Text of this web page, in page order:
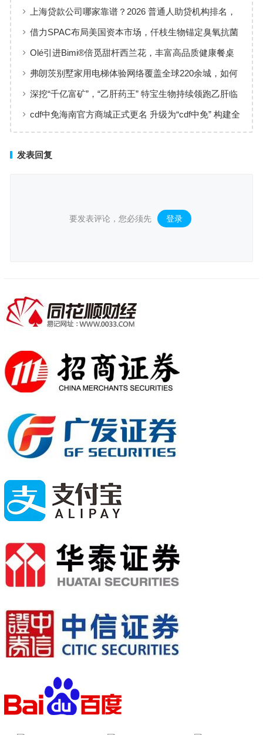
华夏火热开售
上海贷款公司哪家靠谱？2026 普通人助贷机构排名，
工薪族借钱选择指南
借力SPAC布局美国资本市场，仟枝生物锚定臭氧抗菌
黄金赛道
Olé引进Bimi®倍觅甜杆西兰花，丰富高品质健康餐桌
新选择
弗朗茨别墅家用电梯体验网络覆盖全球220余城，如何
实现高效服务响应
深挖“千亿富矿”，“乙肝药王” 特宝生物持续领跑乙肝临
床治愈
cdf中免海南官方商城正式更名 升级为“cdf中免” 构建全
发表回复
要发表评论，您必须先 登录 。